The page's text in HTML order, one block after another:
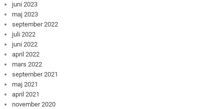
juni 2023
maj 2023
september 2022
juli 2022
juni 2022
april 2022
mars 2022
september 2021
maj 2021
april 2021
november 2020